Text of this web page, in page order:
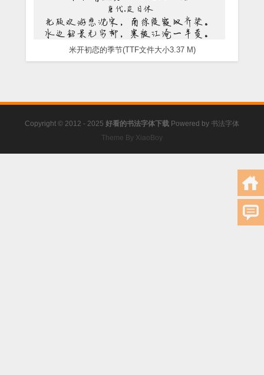
米开初恋的季节(TTF文件大小3.37 M)
Copyright © 2012 - 2025 好看的书法字体下载 Powered by 书法字体
Theme By XiaoBoy